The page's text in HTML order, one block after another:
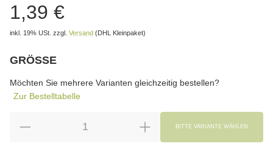
1,39 €
inkl. 19% USt. zzgl. Versand (DHL Kleinpaket)
GRÖSSE
Möchten Sie mehrere Varianten gleichzeitig bestellen?
Zur Bestelltabelle
BITTE VARIANTE WÄHLEN